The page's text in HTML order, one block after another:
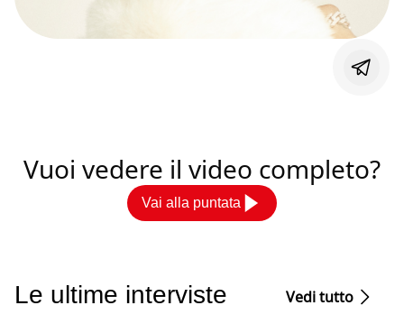
Vuoi vedere il video completo?
Vai alla puntata
Le ultime interviste Vedi tutto